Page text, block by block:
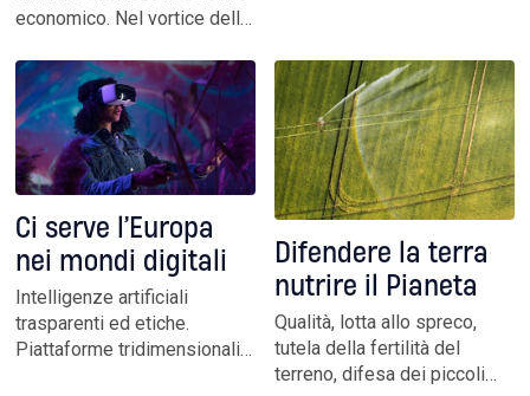
economico. Nel vortice della
assistendo all’ibridazione
fra economia e finanza
classica. Mentre il nuovo
avanza sotto forma di
tokenizzazione
smascherare falsi. Perché il
nostro resta un lavoro
artigiano
Ci serve l’Europa
nei mondi digitali
Intelligenze artificiali
trasparenti ed etiche.
Piattaforme tridimensionali
Difendere la terra
nutrire il Pianeta
Qualità, lotta allo spreco,
tutela della fertilità del
terreno, difesa dei piccoli